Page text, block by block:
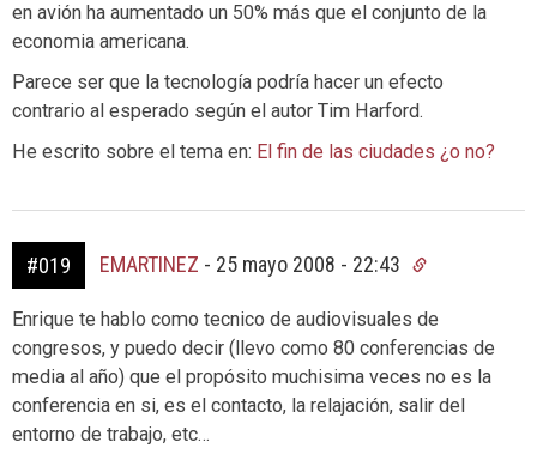
en avión ha aumentado un 50% más que el conjunto de la
economia americana.
Parece ser que la tecnología podría hacer un efecto
contrario al esperado según el autor Tim Harford.
He escrito sobre el tema en: El fin de las ciudades ¿o no?
#019 EMARTINEZ - 25 mayo 2008 - 22:43
Enrique te hablo como tecnico de audiovisuales de
congresos, y puedo decir (llevo como 80 conferencias de
media al año) que el propósito muchisima veces no es la
conferencia en si, es el contacto, la relajación, salir del
entorno de trabajo, etc…